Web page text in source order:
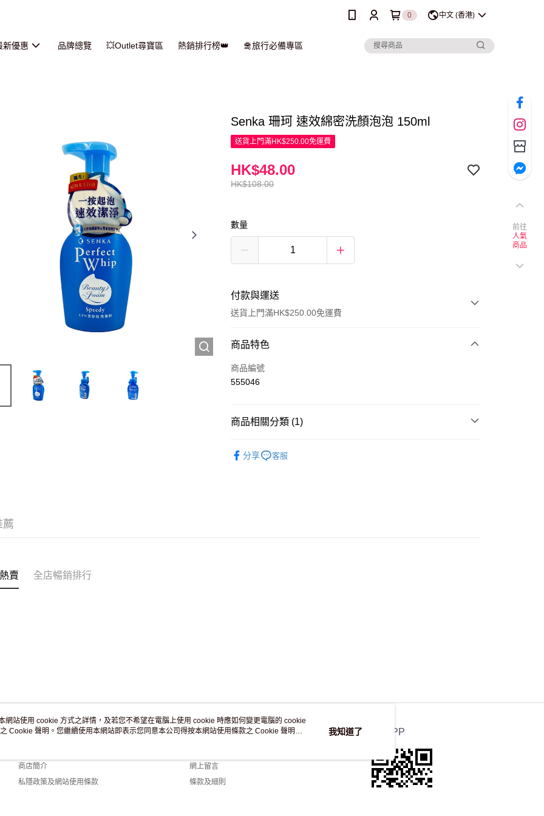
0 中文 (香港)
新優惠 品牌總覽 💥Outlet尋寶區 熱銷排行榜👑 🛅旅行必備專區
Senka 珊珂 速效綿密洗顏泡泡 150ml
送貨上門滿HK$250.00免運費
HK$108.00
HK$48.00
數量
付款與運送
送貨上門滿HK$250.00免運費
付款方式
信用卡
商品特色
商品編號
555046
商品相關分類 (1)
分享
客服
薦
賣 全店暢銷排行
關於我們
商店簡介
私隱政策及網站使用條款
客戶服務
網上留言
條款及細則
官方APP
前往
人氣
商品
網站使用 cookie 方式之詳情，及若您不希望在電腦上使用 cookie 時應如何變更電腦的 cookie
Cookie 聲明。您繼續使用本網站即表示您同意本公司得按本網站使用條款之 Cookie 聲明使
我知道了